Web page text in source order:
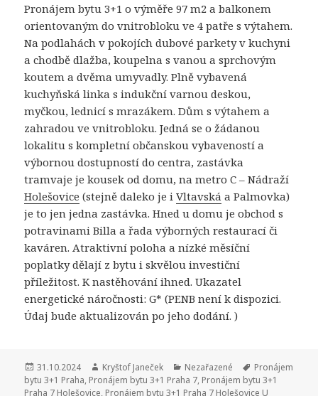
Pronájem bytu 3+1 o výměře 97 m2 a balkonem
orientovaným do vnitrobloku ve 4 patře s výtahem.
Na podlahách v pokojích dubové parkety v kuchyni
a chodbě dlažba, koupelna s vanou a sprchovým
koutem a dvěma umyvadly. Plně vybavená
kuchyňská linka s indukční varnou deskou,
myčkou, lednicí s mrazákem. Dům s výtahem a
zahradou ve vnitrobloku. Jedná se o žádanou
lokalitu s kompletní občanskou vybaveností a
výbornou dostupností do centra, zastávka
tramvaje je kousek od domu, na metro C – Nádraží
Holešovice (stejně daleko je iVltavská a Palmovka)
je to jen jedna zastávka. Hned u domu je obchod s
potravinami Billa a řada výborných restaurací či
kaváren. Atraktivní poloha a nízké měsíční
poplatky dělají z bytu i skvělou investiční
příležitost. K nastěhování ihned. Ukazatel
energetické náročnosti: G* (PENB není k dispozici.
Údaj bude aktualizován po jeho dodání. )
Publikováno:
31.10.2024 Autor:
Kryštof Janeček Rubriky:
Nezařazené Štítky:
Pronájem
bytu 3+1 Praha, Pronájem bytu 3+1 Praha 7, Pronájem bytu 3+1
Praha 7 Holešovice, Pronájem bytu 3+1 Praha 7 Holešovice U